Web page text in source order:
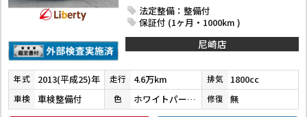
法定整備：整備付
保証付 (1ヶ月・1000km )
尼崎店
年式 2013(平成25)年 走行 4.6万km 排気 1800cc
車検 車検整備付 色 ホワイトパールクリスタルシャイン 修復 無